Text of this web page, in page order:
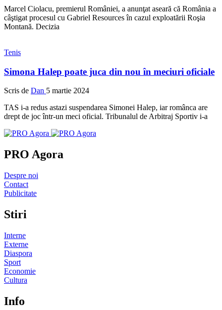
Marcel Ciolacu, premierul României, a anunţat aseară că România a
câştigat procesul cu Gabriel Resources în cazul exploatării Roşia
Montană. Decizia
Tenis
Simona Halep poate juca din nou în meciuri oficiale
Scris de Dan 5 martie 2024
TAS i-a redus astazi suspendarea Simonei Halep, iar românca are
drept de joc într-un meci oficial. Tribunalul de Arbitraj Sportiv i-a
PRO Agora
Despre noi
Contact
Publicitate
Stiri
Interne
Externe
Diaspora
Sport
Economie
Cultura
Info